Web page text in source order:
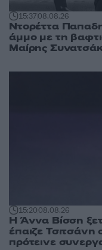
15:3708.08.26
Ντορέττα
άμμο με τη
Μαίρης
15:2008.08.26
Η Άννα Βίσση
έπαιζε Τσιτσάνη
πρότεινε